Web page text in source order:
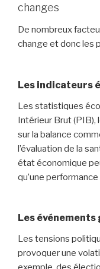
changes
De nombreux
change et donc les
Les indicateurs
Les statistiques
Intérieur Brut (PIB),
sur la balance
l’évaluation de la
état économique
qu’une
Les
Les tensions
provoquer une